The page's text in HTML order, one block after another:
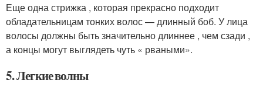
Еще одна стрижка , которая прекрасно подходит
обладательницам тонких волос — длинный боб. У лица
волосы должны быть значительно длиннее , чем сзади ,
а концы могут выглядеть чуть « рваными».
5. Легкие волны